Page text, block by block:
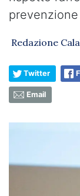
Redazione
Twitter
Email